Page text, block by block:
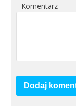
Komentarz
Dodaj